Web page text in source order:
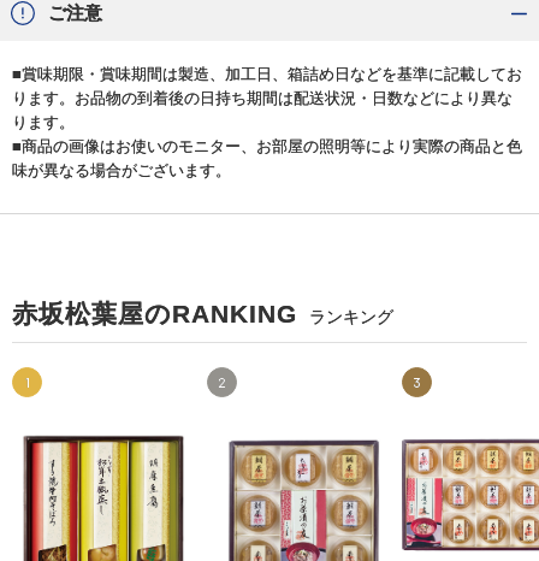
ご注意
■賞味期限・賞味期間は製造、加工日、箱詰め日などを基準に記載してお
ります。お品物の到着後の日持ち期間は配送状況・日数などにより異な
ります。
■商品の画像はお使いのモニター、お部屋の照明等により実際の商品と色
味が異なる場合がございます。
赤坂松葉屋のRANKING ランキング
1 2 3